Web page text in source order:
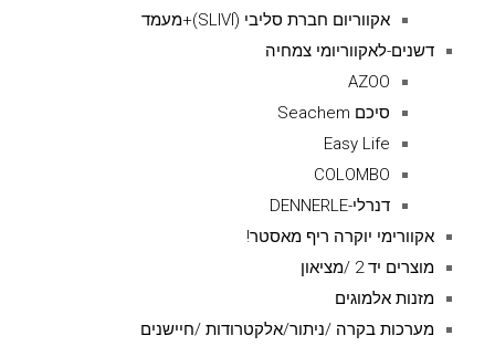
אקווריום חברת סליבי (SLIVIׂׂ)+מעמד
דשנים-לאקווריומי צמחיה
AZOO
סיכם Seachem
Easy Life
COLOMBO
דנרלי-DENNERLE
אקוורימי יוקרה ריף מאסטר!
מוצרים יד 2 /מציאון
מזנות אלמוגים
מערכות בקרה /ניתור/אלקטרודות /חיישנים